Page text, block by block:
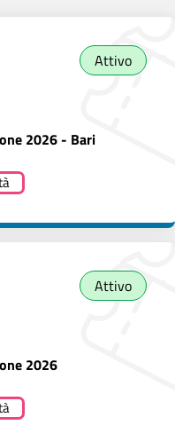
Attivo
2026 - Bari
Attivo
2026